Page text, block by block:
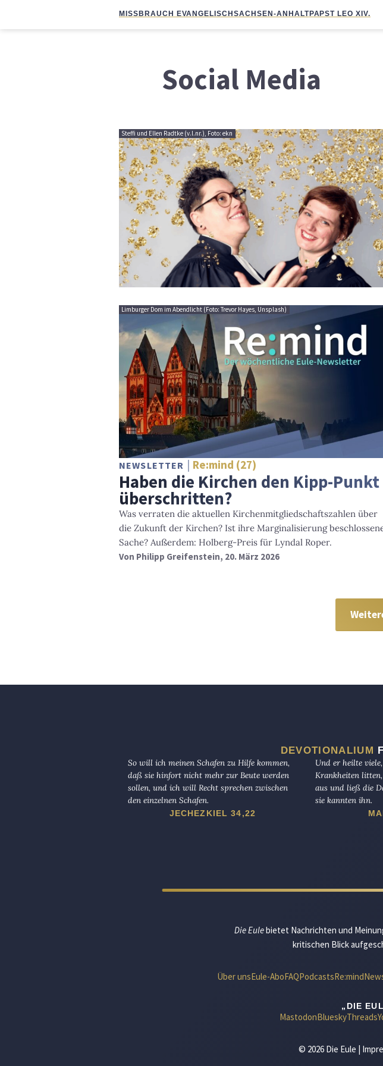
MISSBRAUCH EVANGELISCHSACHSEN-ANHALTPAPST LEO XIV.
Social Media
Steffi und Ellen Radtke (v.l.nr.), Foto: ekn
Limburger Dom im Abendlicht (Foto: Trevor Hayes, Unsplash)
NEWSLETTER Re:mind (27)
Haben die Kirchen den Kipp-Punkt
überschritten?
Was verraten die aktuellen Kirchenmitgliedschaftszahlen über
die Zukunft der Kirchen? Ist ihre Marginalisierung
Sache? Außerdem: Holberg-Preis für Lyndal Roper.
Von Philipp Greifenstein, 20. März 2026
DEVOTIONALIUM
So will ich meinen Schafen zu Hilfe kommen,
daß sie hinfort nicht mehr zur Beute werden
sollen, und ich will Recht sprechen zwischen
den einzelnen Schafen.
JECHEZKIEL 34,22
Und er heilte
Krankheiten
aus und ließ die
sie kannten ihn.
Die Eulebietet Nachrichten und
kritischen Blick
Über unsEule-AboFAQPodcastsRe:mind
„DIE
MastodonBlueskyThreads
© 2026 Die Eule |